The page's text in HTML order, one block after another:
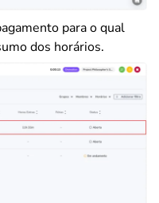
para o qual
dos horários.